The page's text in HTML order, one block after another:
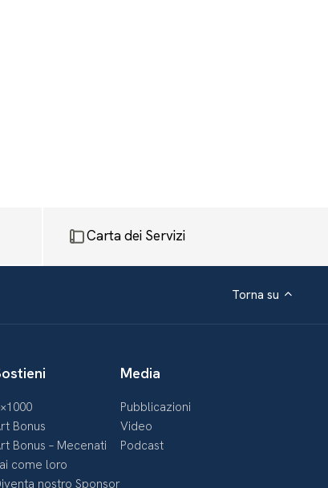
Carta dei Servizi
Torna su
Bonus
Bonus – Mecenati
come loro
nostro Sponsor
Media
Pubblicazioni
Video
Podcast